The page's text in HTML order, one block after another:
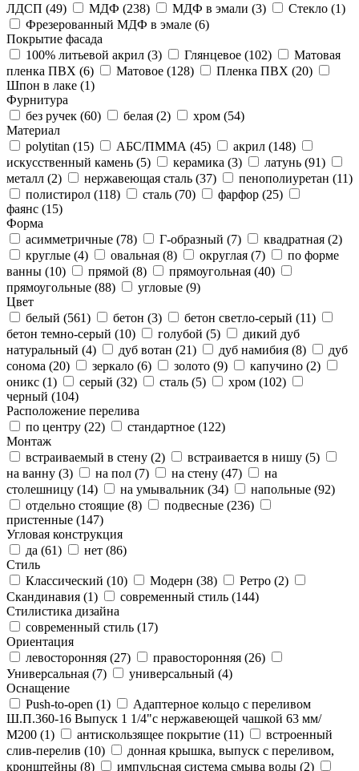
ЛДСП (49) МДФ (238) МДФ в эмали (3) Стекло (1)
Фрезерованный МДФ в эмале (6)
Покрытие фасада
100% литьевой акрил (3) Глянцевое (102)
Матовая
пленка ПВХ (6) Матовое (128) Пленка ПВХ (20)
Шпон в лаке (1)
Фурнитура
без ручек (60) белая (2) хром (54)
Материал
polytitan (15) АБС/ПММА (45) акрил (148)
искусственный камень (5) керамика (3) латунь (91)
металл (2) нержавеющая сталь (37) пенополиуретан (11)
полистирол (118) сталь (70) фарфор (25)
фаянс (15)
Форма
асимметричные (78) Г-образный (7) квадратная (2)
круглые (4) овальная (8) округлая (7)
по форме
ванны (10) прямой (8) прямоугольная (40)
прямоугольные (88) угловые (9)
Цвет
белый (561) бетон (3) бетон светло-серый (11)
бетон темно-серый (10) голубой (5)
дикий дуб
натуральный (4) дуб вотан (21) дуб намибия (8)
дуб
сонома (20) зеркало (6) золото (9) капучино (2)
оникс (1) серый (32) сталь (5) хром (102)
черный (104)
Расположение перелива
по центру (22) стандартное (122)
Монтаж
встраиваемый в стену (2) встраивается в нишу (5)
на ванну (3) на пол (7) на стену (47)
на
столешницу (14) на умывальник (34) напольные (92)
отдельно стоящие (8) подвесные (236)
пристенные (147)
Угловая конструкция
да (61) нет (86)
Стиль
Классический (10) Модерн (38) Ретро (2)
Скандинавия (1) современный стиль (144)
Стилистика дизайна
современный стиль (17)
Ориентация
левосторонняя (27) правосторонняя (26)
Универсальная (7) универсальный (4)
Оснащение
Push-to-open (1)
Адаптерное кольцо с переливом
Ш.П.360-16 Выпуск 1 1/4"с нержавеющей чашкой 63 мм/
М200 (1) антискользящее покрытие (11)
встроенный
слив-перелив (10)
донная крышка, выпуск с переливом,
кронштейны (8) импульсная система смыва воды (2)